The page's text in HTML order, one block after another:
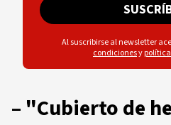
Al suscribirse al newsletter
condicionesy
– "Cubierto de